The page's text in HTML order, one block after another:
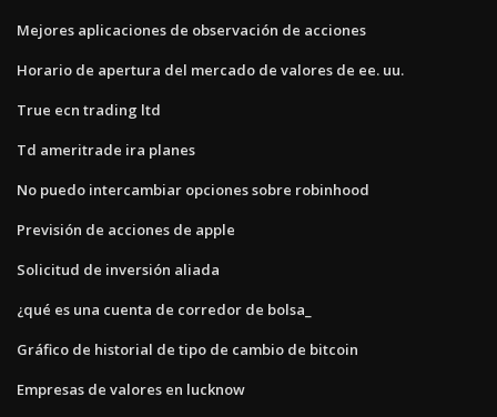
Mejores aplicaciones de observación de acciones
Horario de apertura del mercado de valores de ee. uu.
True ecn trading ltd
Td ameritrade ira planes
No puedo intercambiar opciones sobre robinhood
Previsión de acciones de apple
Solicitud de inversión aliada
¿qué es una cuenta de corredor de bolsa_
Gráfico de historial de tipo de cambio de bitcoin
Empresas de valores en lucknow